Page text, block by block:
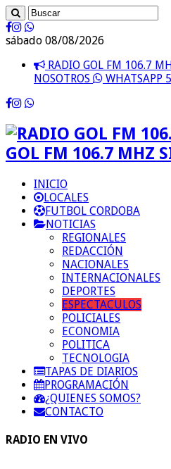
sábado 08/08/2026
RADIO GOL FM 106.7
NOSOTROS
WHATSAPP
GOL FM 106.7 MHZ
INICIO
LOCALES
FUTBOL CORDOBA
NOTICIAS
REGIONALES
REDACCIÓN
NACIONALES
INTERNACIONALES
DEPORTES
ESPECTACULOS
POLICIALES
ECONOMIA
POLITICA
TECNOLOGIA
TAPAS DE DIARIOS
PROGRAMACIÓN
¿QUIENES SOMOS?
CONTACTO
RADIO EN VIVO